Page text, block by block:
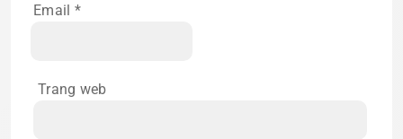
Email *
Trang web